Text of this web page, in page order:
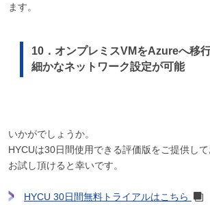
ます。
10．オンプレミスVMをAzureへ移
細かなネットワーク設定が可能
いかがでしょうか。
HYCUは30日間使用できる評価版をご提供し
お試し頂けると幸いです。
HYCU 30日間無料トライアルはこちら